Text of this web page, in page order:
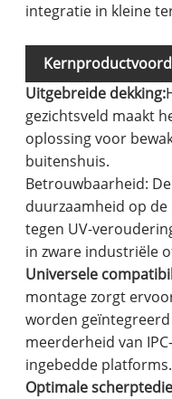
integratie in kleine
Uitgebreide dekking:
gezichtsveld maakt
oplossing voor
buitenshuis.
Betrouwbaarheid:
duurzaamheid op
tegen UV-
in zware industriële
Universele
montage zorgt
worden
meerderheid van
ingebedde platforms.
Optimale